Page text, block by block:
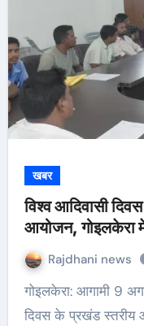
खबर
विश्व आदिवासी
आयोजन, गोइलकेरा
Rajdhani news
गोइलकेरा: आगामी 9 अगस्त को मनाए जाने वाले विश्व आदिवासी
दिवस के प्रखंड स्तरीय